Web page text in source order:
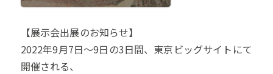
【展示会出展のお知らせ】
2022年9月7日～9日の3日間、東京ビッグサイトにて
開催される、